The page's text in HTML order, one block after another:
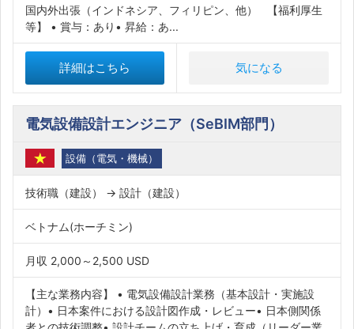
国内外出張（インドネシア、フィリピン、他） 【福利厚生
等】 • 賞与：あり• 昇給：あ...
詳細はこちら 気になる
電気設備設計エンジニア（SeBIM部門）
設備（電気・機械）
技術職（建設） → 設計（建設）
ベトナム(ホーチミン)
月収 2,000～2,500 USD
【主な業務内容】 • 電気設備設計業務（基本設計・実施設
計）• 日本案件における設計図作成・レビュー• 日本側関係